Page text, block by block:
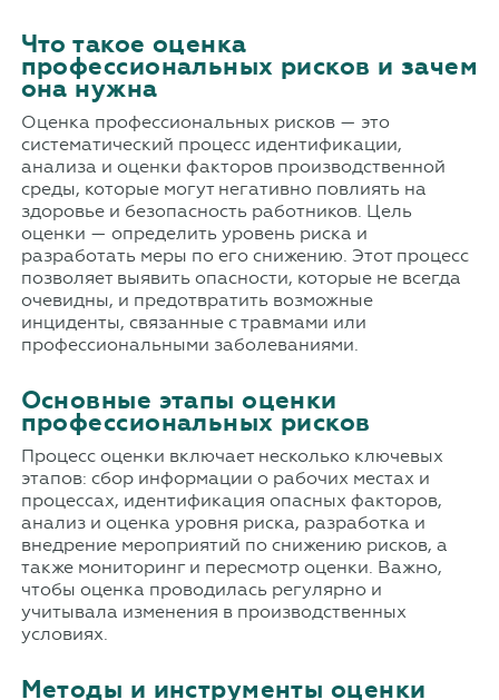
Что такое оценка
профессиональных рисков и зачем
она нужна
Оценка профессиональных рисков — это
систематический процесс идентификации,
анализа и оценки факторов производственной
среды, которые могут негативно повлиять на
здоровье и безопасность работников. Цель
оценки — определить уровень риска и
разработать меры по его снижению. Этот процесс
позволяет выявить опасности, которые не всегда
очевидны, и предотвратить возможные
инциденты, связанные с травмами или
профессиональными заболеваниями.
Основные этапы оценки
профессиональных рисков
Процесс оценки включает несколько ключевых
этапов: сбор информации о рабочих местах и
процессах, идентификация опасных факторов,
анализ и оценка уровня риска, разработка и
внедрение мероприятий по снижению рисков, а
также мониторинг и пересмотр оценки. Важно,
чтобы оценка проводилась регулярно и
учитывала изменения в производственных
условиях.
Методы и инструменты оценки